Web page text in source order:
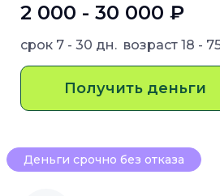
2 000 - 30 000 ₽
срок 7 - 30 дн. возраст 18 -
Получить деньги
Деньги срочно без отказа